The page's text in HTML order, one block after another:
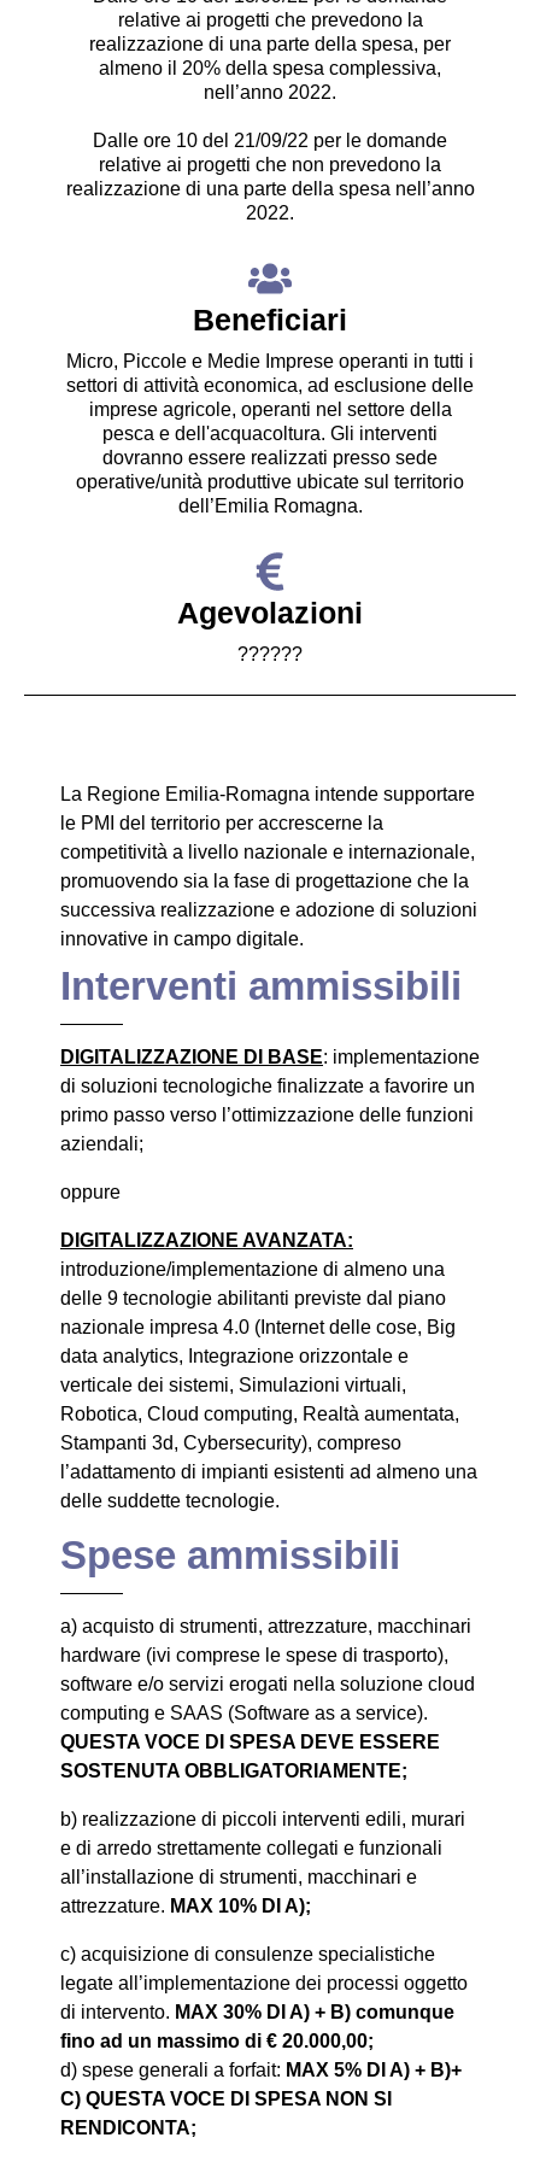
relative ai progetti che prevedono la
realizzazione di una parte della spesa, per
almeno il 20% della spesa complessiva,
nell’anno 2022.
Dalle ore 10 del 21/09/22 per le domande
relative ai progetti che non prevedono la
realizzazione di una parte della spesa nell’anno
2022.
Beneficiari
Micro, Piccole e Medie Imprese operanti in tutti i
settori di attività economica, ad esclusione delle
imprese agricole, operanti nel settore della
pesca e dell'acquacoltura. Gli interventi
dovranno essere realizzati presso sede
operative/unità produttive ubicate sul territorio
dell’Emilia Romagna.
Agevolazioni
??????
La Regione Emilia-Romagna intende supportare
le PMI del territorio per accrescerne la
competitività a livello nazionale e internazionale,
promuovendo sia la fase di progettazione che la
successiva realizzazione e adozione di soluzioni
innovative in campo digitale.
Interventi ammissibili
DIGITALIZZAZIONE DI BASE: implementazione
di soluzioni tecnologiche finalizzate a favorire un
primo passo verso l’ottimizzazione delle funzioni
aziendali;
oppure
DIGITALIZZAZIONE AVANZATA:
introduzione/implementazione di almeno una
delle 9 tecnologie abilitanti previste dal piano
nazionale impresa 4.0 (Internet delle cose, Big
data analytics, Integrazione orizzontale e
verticale dei sistemi, Simulazioni virtuali,
Robotica, Cloud computing, Realtà aumentata,
Stampanti 3d, Cybersecurity), compreso
l’adattamento di impianti esistenti ad almeno una
delle suddette tecnologie.
Spese ammissibili
a) acquisto di strumenti, attrezzature, macchinari
hardware (ivi comprese le spese di trasporto),
software e/o servizi erogati nella soluzione cloud
computing e SAAS (Software as a service).
QUESTA VOCE DI SPESA DEVE ESSERE
SOSTENUTA OBBLIGATORIAMENTE;
b) realizzazione di piccoli interventi edili, murari
e di arredo strettamente collegati e funzionali
all’installazione di strumenti, macchinari e
attrezzature. MAX 10% DI A);
c) acquisizione di consulenze specialistiche
legate all’implementazione dei processi oggetto
di intervento. MAX 30% DI A) + B) comunque
fino ad un massimo di € 20.000,00;
d) spese generali a forfait: MAX 5% DI A) + B)+
C) QUESTA VOCE DI SPESA NON SI
RENDICONTA;